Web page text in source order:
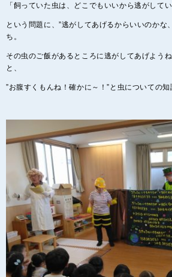
「飼っていた虫は、どこでもいいから逃がして
という問題に、”逃がしてあげるからいいのかな
ち。
その虫のご飯があるところに逃がしてあげよう
と、
”お腹すくもんね！確かに～！”と虫についての